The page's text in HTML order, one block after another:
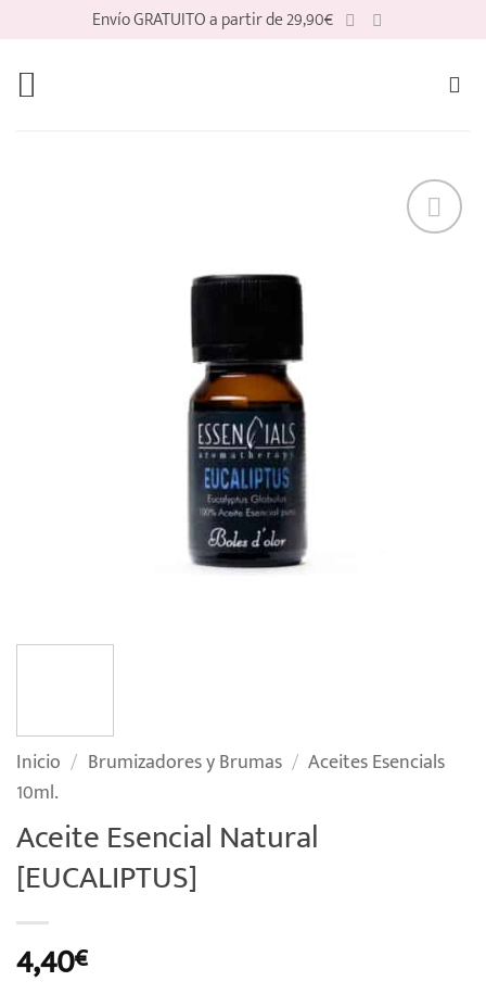
contenido
Envío GRATUITO a partir de 29,90€
Inicio / Brumizadores y Brumas / Aceites Esencials
10ml.
Aceite Esencial Natural
[EUCALIPTUS]
4,40€